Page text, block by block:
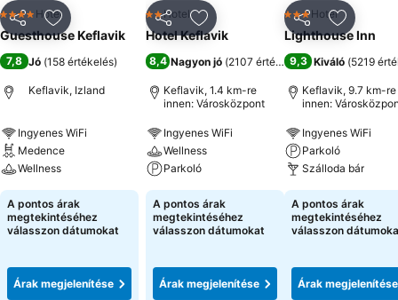
MegosztásHozzáadás a kedvencekhez
4 Kategória
Hotel
Guesthouse Keflavik
7,8 Jó (158 értékelés)
Keflavik, Izland
Ingyenes WiFi
Medence
Wellness
A pontos árak
megtekintéséhez
válasszon dátumokat
Árak megjelenítése
MegosztásHozzáadás a kedvencekhez
2 Kategória
Hotel
Hotel Keflavik
8,4 Nagyon jó (2107 értékelés)
Keflavik, 1.4 km-re
innen: Városközpont
Ingyenes WiFi
Wellness
Parkoló
A pontos árak
megtekintéséhez
válasszon dátumokat
Árak megjelenítése
Megosztás
3 Kategória
Hotel
Lighthouse Inn
9,3 Kiváló (5219
Keflavik, 9.7 km-re
innen:
Ingyenes WiFi
Parkoló
Szálloda bár
A pontos árak
megtekintéséhez
válasszon
Árak megjelenítése